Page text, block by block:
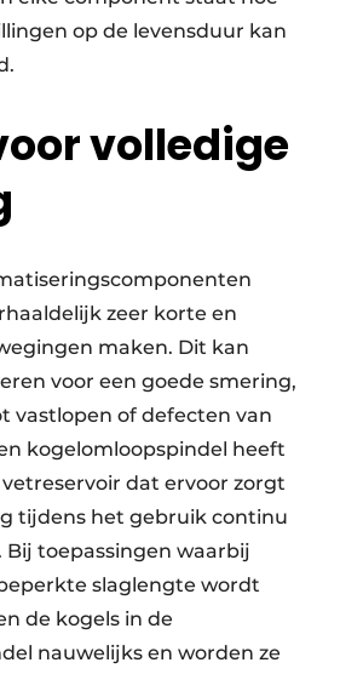
op de levensduur kan
volledige
zeer korte en
maken. Dit kan
voor een goede smering,
vastlopen of defecten van
kogelomloopspindel heeft
dat ervoor zorgt
tijdens het gebruik continu
toepassingen waarbij
slaglengte wordt
de kogels in de
nauwelijks en worden ze